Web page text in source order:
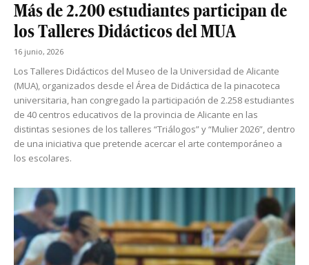
Más de 2.200 estudiantes participan de
los Talleres Didácticos del MUA
16 junio, 2026
Los Talleres Didácticos del Museo de la Universidad de Alicante
(MUA), organizados desde el Área de Didáctica de la pinacoteca
universitaria, han congregado la participación de 2.258 estudiantes
de 40 centros educativos de la provincia de Alicante en las
distintas sesiones de los talleres “Triálogos” y “Mulier 2026”, dentro
de una iniciativa que pretende acercar el arte contemporáneo a
los escolares.